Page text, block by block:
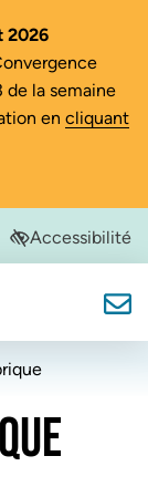
2026
de la semaine
en cliquant
Accessibilité
Garonne